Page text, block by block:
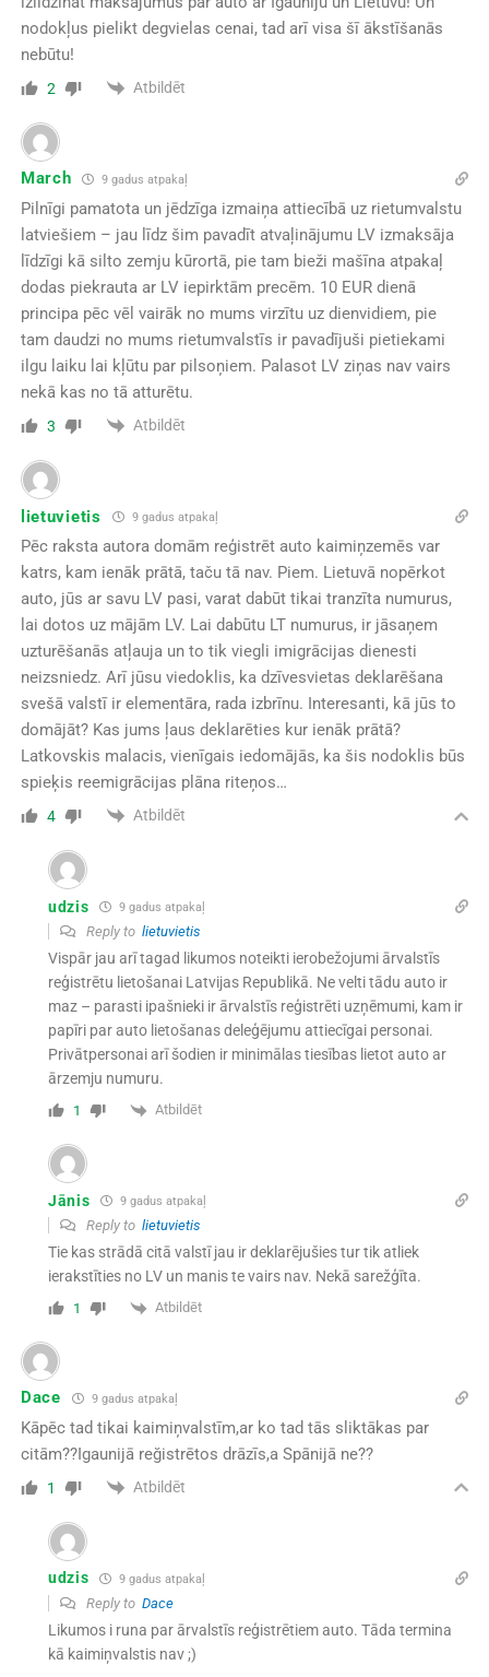
nodokļus pielikt degvielas cenai, tad arī visa šī ākstīšanās
nebūtu!
2 Atbildēt
March 9 gadus atpakaļ
Pilnīgi pamatota un jēdzīga izmaiņa attiecībā uz rietumvalstu
latviešiem – jau līdz šim pavadīt atvaļinājumu LV izmaksāja
līdzīgi kā silto zemju kūrortā, pie tam bieži mašīna atpakaļ
dodas piekrauta ar LV iepirktām precēm. 10 EUR dienā
principa pēc vēl vairāk no mums virzītu uz dienvidiem, pie
tam daudzi no mums rietumvalstīs ir pavadījuši pietiekami
ilgu laiku lai kļūtu par pilsoņiem. Palasot LV ziņas nav vairs
nekā kas no tā atturētu.
3 Atbildēt
lietuvietis 9 gadus atpakaļ
Pēc raksta autora domām reģistrēt auto kaimiņzemēs var
katrs, kam ienāk prātā, taču tā nav. Piem. Lietuvā nopērkot
auto, jūs ar savu LV pasi, varat dabūt tikai tranzīta numurus,
lai dotos uz mājām LV. Lai dabūtu LT numurus, ir jāsaņem
uzturēšanās atļauja un to tik viegli imigrācijas dienesti
neizsniedz. Arī jūsu viedoklis, ka dzīvesvietas deklarēšana
svešā valstī ir elementāra, rada izbrīnu. Interesanti, kā jūs to
domājāt? Kas jums ļaus deklarēties kur ienāk prātā?
Latkovskis malacis, vienīgais iedomājās, ka šis nodoklis būs
spieķis reemigrācijas plāna riteņos…
4 Atbildēt
udzis 9 gadus atpakaļ
Reply to lietuvietis
Vispār jau arī tagad likumos noteikti ierobežojumi ārvalstīs
reģistrētu lietošanai Latvijas Republikā. Ne velti tādu auto ir
maz – parasti ipašnieki ir ārvalstīs reģistrēti uzņēmumi, kam ir
papīri par auto lietošanas deleģējumu attiecīgai personai.
Privātpersonai arī šodien ir minimālas tiesības lietot auto ar
ārzemju numuru.
1 Atbildēt
Jānis 9 gadus atpakaļ
Reply to lietuvietis
Tie kas strādā citā valstī jau ir deklarējušies tur tik atliek
ierakstīties no LV un manis te vairs nav. Nekā sarežģīta.
1 Atbildēt
Dace 9 gadus atpakaļ
Kāpēc tad tikai kaimiņvalstīm,ar ko tad tās sliktākas par
citām??Igaunijā reğistrētos drāzīs,a Spānijā ne??
1 Atbildēt
udzis 9 gadus atpakaļ
Reply to Dace
Likumos i runa par ārvalstīs reģistrētiem auto. Tāda termina
kā kaimiņvalstis nav ;)